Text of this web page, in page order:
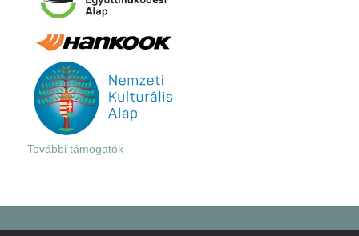
További támogatók